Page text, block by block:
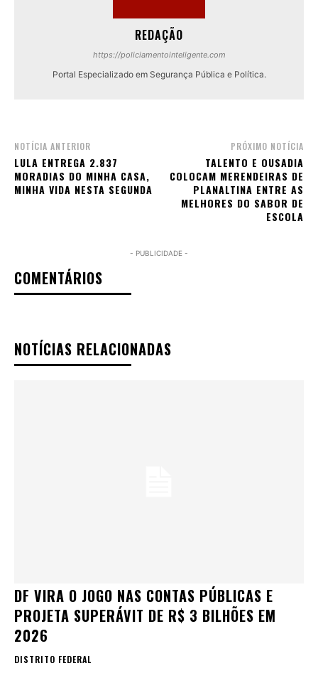
REDAÇÃO
https://policiamentointeligente.com
Portal Especializado em Segurança Pública e Política.
NOTÍCIA ANTERIOR
LULA ENTREGA 2.837
MORADIAS DO MINHA CASA,
MINHA VIDA NESTA SEGUNDA
PRÓXIMO NOTÍCIA
TALENTO E OUSADIA
COLOCAM MERENDEIRAS DE
PLANALTINA ENTRE AS
MELHORES DO SABOR DE
ESCOLA
- PUBLICIDADE -
COMENTÁRIOS
NOTÍCIAS RELACIONADAS
DF VIRA O JOGO NAS CONTAS PÚBLICAS E
PROJETA SUPERÁVIT DE R$ 3 BILHÕES EM
2026
DISTRITO FEDERAL